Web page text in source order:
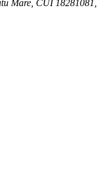
Mare, CUI 18281081,